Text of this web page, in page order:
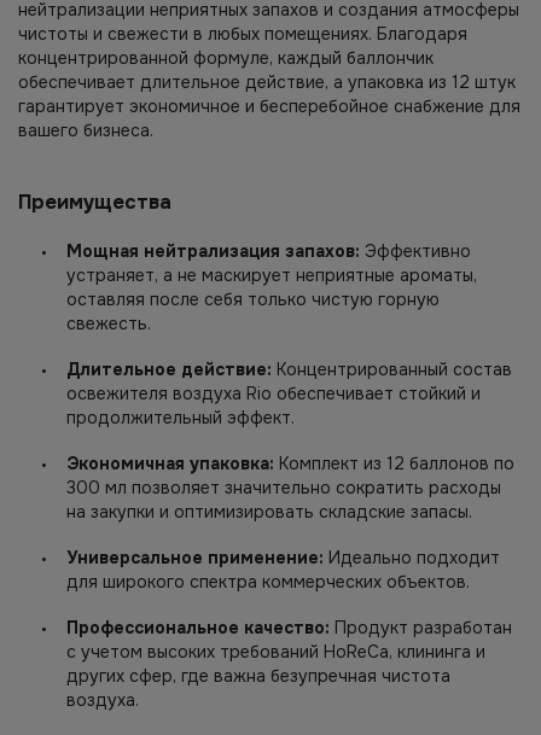
нейтрализации неприятных запахов и создания атмосферы
чистоты и свежести в любых помещениях. Благодаря
концентрированной формуле, каждый баллончик
обеспечивает длительное действие, а упаковка из 12 штук
гарантирует экономичное и бесперебойное снабжение для
вашего бизнеса.
Преимущества
Мощная нейтрализация запахов: Эффективно
устраняет, а не маскирует неприятные ароматы,
оставляя после себя только чистую горную
свежесть.
Длительное действие: Концентрированный состав
освежителя воздуха Rio обеспечивает стойкий и
продолжительный эффект.
Экономичная упаковка: Комплект из 12 баллонов по
300 мл позволяет значительно сократить расходы
на закупки и оптимизировать складские запасы.
Универсальное применение: Идеально подходит
для широкого спектра коммерческих объектов.
Профессиональное качество: Продукт разработан
с учетом высоких требований HoReCa, клининга и
других сфер, где важна безупречная чистота
воздуха.